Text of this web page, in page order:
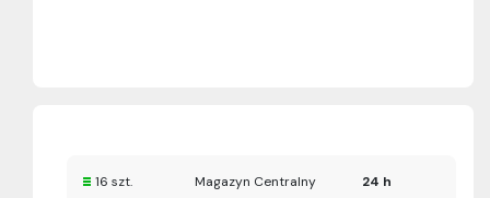
16 szt. Magazyn Centralny 24 h